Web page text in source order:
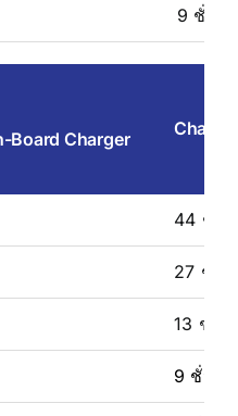
9 ชั่วโ
Board Charger
44 ชั่ว
27 ชั่ว
13 ชั่ว
9 ชั่วโ